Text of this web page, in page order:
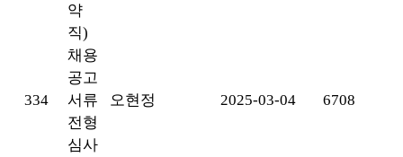
334
약
직)
채용
공고
서류
전형
심사
오현정 2025-03-04 6708